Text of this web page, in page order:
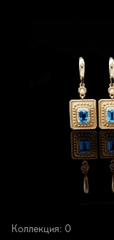
Коллекция: 0